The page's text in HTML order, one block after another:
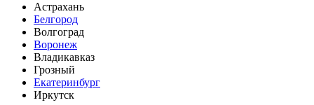
Астрахань
Белгород
Волгоград
Воронеж
Владикавказ
Грозный
Екатеринбург
Иркутск